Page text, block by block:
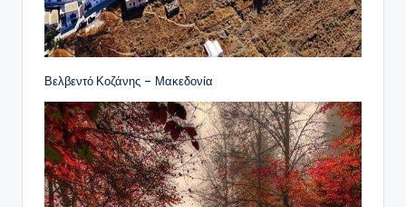
Βελβεντό Κοζάνης – Μακεδονία